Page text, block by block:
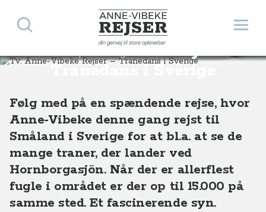
Anne-Vibeke Rejser
din genvej til store oplevelser
Åbn
Søg
Tv: Anne-Vibeke Rejser –
Tranedans i Sverige
Destinationer Europa Sverige Tv: Anne-Vibeke Rejser – Tranedans i Sverige
Følg med på en spændende rejse, hvor
Anne-Vibeke denne gang rejst til
Småland i Sverige for at bl.a. at se de
mange traner, der lander ved
Hornborgasjön. Når der er allerflest
fugle i området er der op til 15.000 på
samme sted. Et fascinerende syn.